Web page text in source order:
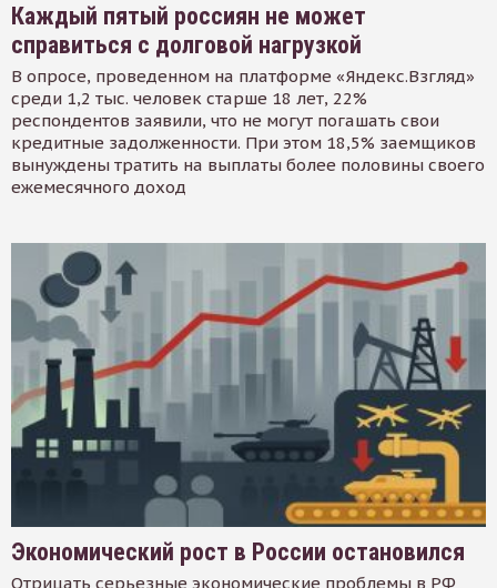
Каждый пятый россиян не может
справиться с долговой нагрузкой
В опросе, проведенном на платформе «Яндекс.Взгляд»
среди 1,2 тыс. человек старше 18 лет, 22%
респондентов заявили, что не могут погашать свои
кредитные задолженности. При этом 18,5% заемщиков
вынуждены тратить на выплаты более половины своего
ежемесячного доход
Экономический рост в России остановился
Отрицать серьезные экономические проблемы в РФ